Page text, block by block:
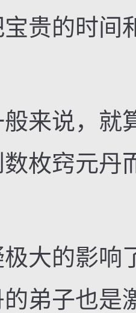
宝贵的时间
说，就
枚窍元丹
的影响
弟子也是